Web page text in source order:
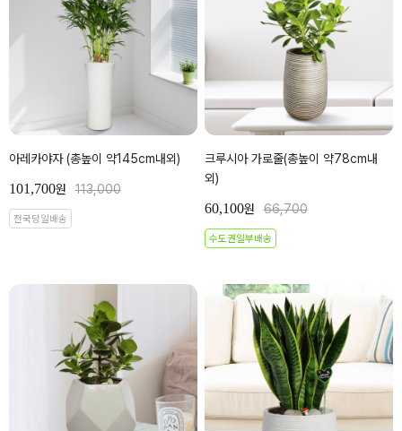
아레카야자 (총높이 약145cm내외)
101,700원 113,000
전국당일배송
크루시아 가로줄(총높이 약78cm내
외)
60,100원 66,700
수도권일부배송